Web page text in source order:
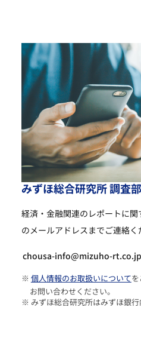
みずほ総合研究所調査部
経済・金融関連のレポートに
のメールアドレスまでご連絡く
chousa-info@mizuho-rt.co.jp
※ 個人情報のお取扱いについて
お問い合わせください。
※ みずほ総合研究所はみずほ銀行